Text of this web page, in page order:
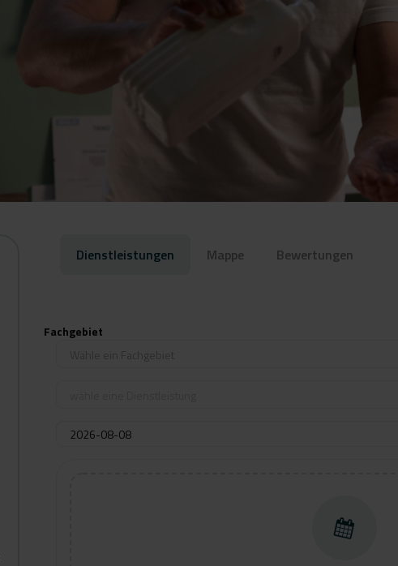
Dienstleistungen Mappe Bewertungen
Fachgebiet